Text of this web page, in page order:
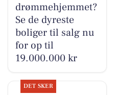
drømmehjemmet?
Se de dyreste
boliger til salg nu
for op til
19.000.000 kr
DET SKER